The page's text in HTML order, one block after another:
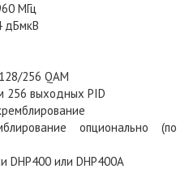
МГц
дБмкВ
256 QAM
256 выходных PID
опционально (по
DHP400 или DHP400A